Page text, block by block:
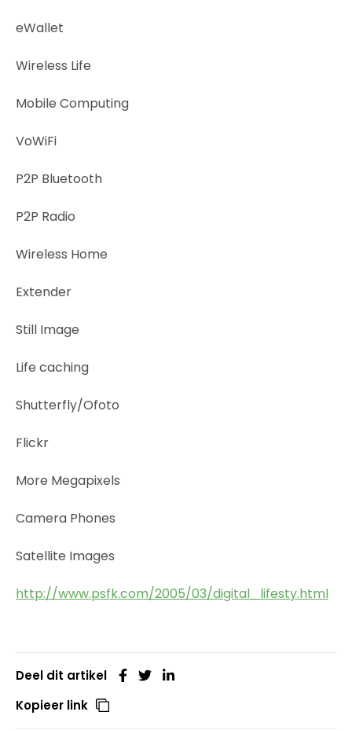
eWallet
Wireless Life
Mobile Computing
VoWiFi
P2P Bluetooth
P2P Radio
Wireless Home
Extender
Still Image
Life caching
Shutterfly/Ofoto
Flickr
More Megapixels
Camera Phones
Satellite Images
http://www.psfk.com/2005/03/digital_lifesty.html
Deel dit artikel
Kopieer link